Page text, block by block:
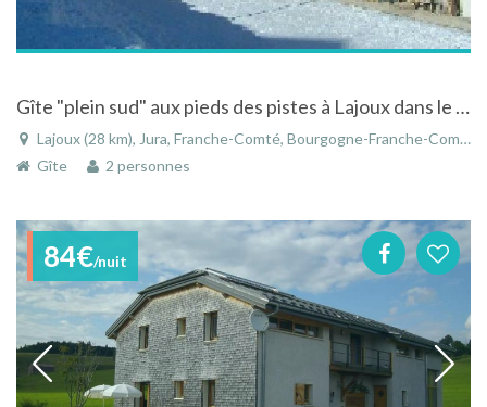
Gîte "plein sud" aux pieds des pistes à Lajoux dans le Haut-Jura
Lajoux (28 km), Jura, Franche-Comté, Bourgogne-Franche-Comté, France
Gîte
2 personnes
84€/nuit